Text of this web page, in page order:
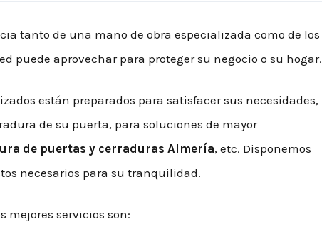
tanto de una mano de obra especializada como de los
puede aprovechar para proteger su negocio o su hogar.
están preparados para satisfacer sus necesidades,
de su puerta, para soluciones de mayor
de puertas y cerraduras Almería, etc. Disponemos
necesarios para su tranquilidad.
mejores servicios son: